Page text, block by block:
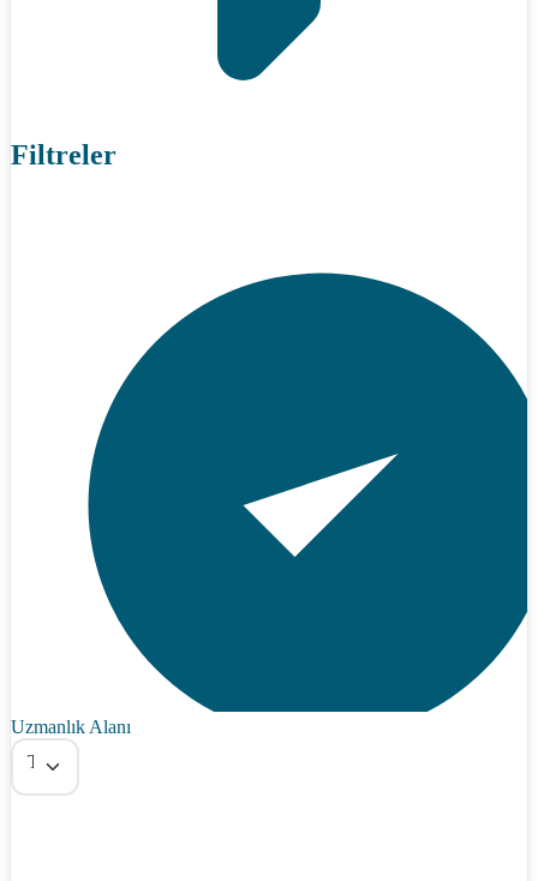
Filtreler
Uzmanlık Alanı
Tümü